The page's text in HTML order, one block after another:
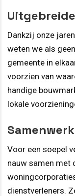
Dankzij onze
weten we als
gemeente in
voorzien van
handige
lokale
Voor een soepel
nauw samen met
dienstverleners.